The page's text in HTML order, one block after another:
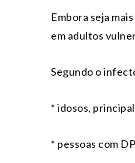
Embora seja
em adultos
Segundo o
* idosos,
* pessoas com